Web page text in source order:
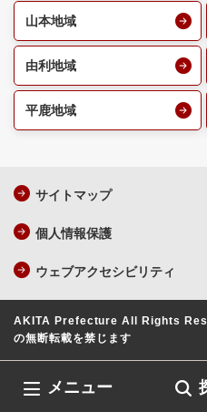
メニュー
山本地域
由利地域
平鹿地域
サイトマップ
個人情報保護
ウェブアクセシビリティ
AKITA Prefecture All Rights
の無断転載を禁じます